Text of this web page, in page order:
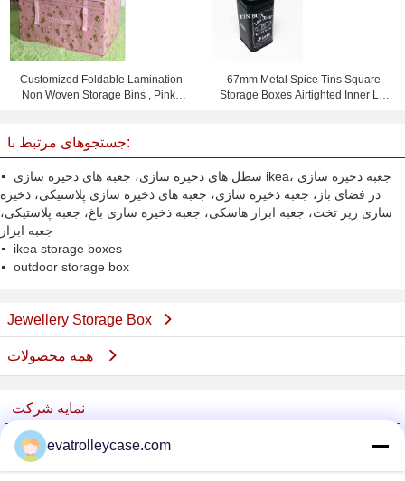
Customized Foldable Lamination
Non Woven Storage Bins , Pink /
67mm Metal Spice Tins Square
Storage Boxes Airtighted Inner Lid
جستجوهای مرتبط با:
سطل های ذخیره سازی، جعبه های ذخیره سازی ikea، جعبه ذخیره سازی
در فضای باز، جعبه ذخیره سازی، جعبه های ذخیره سازی پلاستیکی، ذخیره
سازی زیر تخت، جعبه ابزار هاسکی، جعبه ذخیره سازی باغ، جعبه پلاستیکی،
جعبه ابزار
ikea storage boxes
outdoor storage box
Jewellery Storage Box
نمایه شرکت
China Trolley Case Online Marketplace
تامین کنندگان تایید شده
evatrolleycase.com